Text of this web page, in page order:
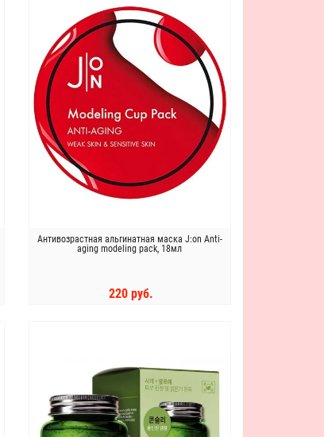
Антивозрастная альгинатная маска J:on Anti-
aging modeling pack, 18мл
220 руб.